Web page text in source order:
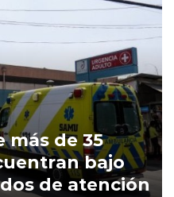
más de 35
bajo
de atención